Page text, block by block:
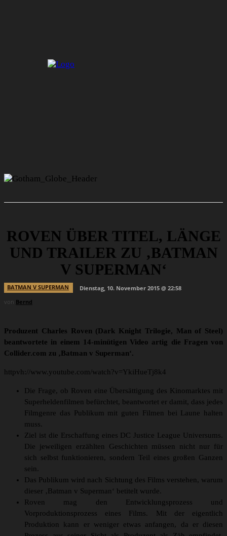
ROVEN ÜBER TITEL, LÄNGE
UND TRAILER ZU ‚BATMAN
V SUPERMAN‘
BATMAN V SUPERMAN
Dienstag, 10. November 2015 @ 22:58
von Bernd
Produzent Charles Roven (Dark Knight Trilogie, Man of Steel)
beantwortete in einem 14-minütigen Video artig die Fragen von
Collider.com zu ‚Batman v Superman‘.
httpvh://www.youtube.com/watch?v=YkiHueTj8k4
Die Frage, ob Roven eine Übersättigung des Kinomarktes mit
Superheldenfilmen befürchtet, beantwortet er damit, dass jedes
Filmgenre das Publikum mit guten Filmen bei Laune halten
muss.
Ziel ist die Erschaffung eines DC Justice League Universums.
Die jeweiligen erzählten Geschichten müssen nicht nur für
sich selbst funktionieren, sondern Teil eines großen Ganzen
sein.
Das Publikum wird nach Sichtung des Films verstehen, warum
dieser ‚Batman v Superman‘ betitelt wurde.
Roven mag den Entwicklungsprozess und
Vorproduktionsprozess eines Films. Mit der eigentlich
Produktion kann er weniger etwas anfangen, da er diesen